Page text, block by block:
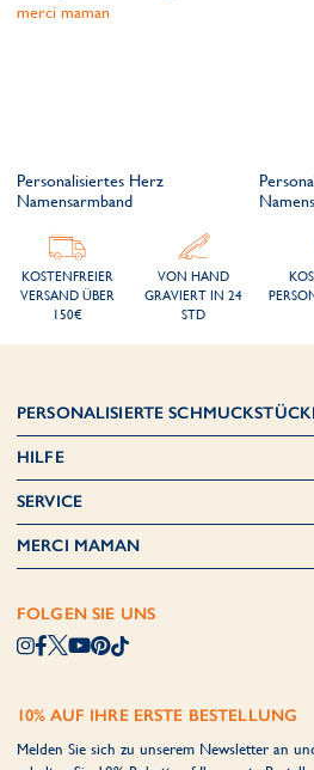
Personalisiertes Herz
Namensarmband
KOSTENFREIER
VERSAND ÜBER
150€
VON HAND
GRAVIERT IN 24
STD
PERSONALISIERTE
HILFE
SERVICE
MERCI MAMAN
FOLGEN SIE UNS
10% AUF IHRE ERSTE BESTELLUNG
Melden Sie sich zu unserem Newsletter an